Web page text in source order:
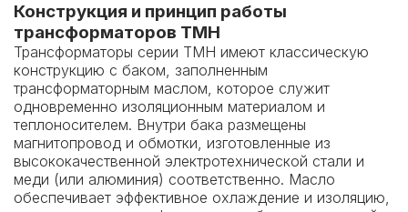
Конструкция и принцип работы
трансформаторов ТМН
Трансформаторы серии ТМН имеют классическую
конструкцию с баком, заполненным
трансформаторным маслом, которое служит
одновременно изоляционным материалом и
теплоносителем. Внутри бака размещены
магнитопровод и обмотки, изготовленные из
высококачественной электротехнической стали и
меди (или алюминия) соответственно. Масло
обеспечивает эффективное охлаждение и изоляцию,